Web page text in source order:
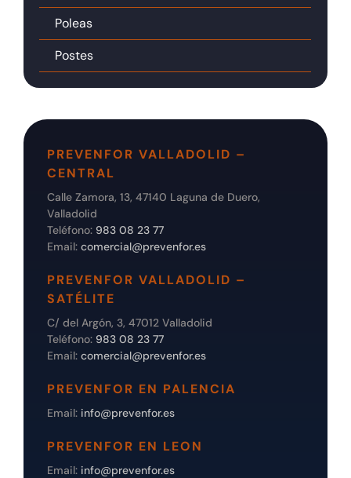
Poleas
Postes
PREVENFOR VALLADOLID –
CENTRAL
Calle Zamora, 13, 47140 Laguna de Duero,
Valladolid
Teléfono: 983 08 23 77
Email: comercial@prevenfor.es
PREVENFOR VALLADOLID –
SATÉLITE
C/ del Argón, 3, 47012 Valladolid
Teléfono: 983 08 23 77
Email: comercial@prevenfor.es
PREVENFOR EN PALENCIA
Email: info@prevenfor.es
PREVENFOR EN LEON
Email: info@prevenfor.es